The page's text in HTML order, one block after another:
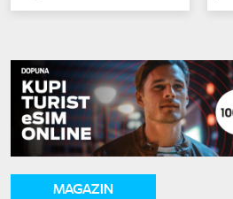
MAGAZIN